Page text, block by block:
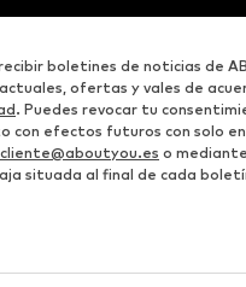
boletines de noticias de
ofertas y vales de
. Puedes revocar tu
con efectos futuros con solo
o
situada al final de cada